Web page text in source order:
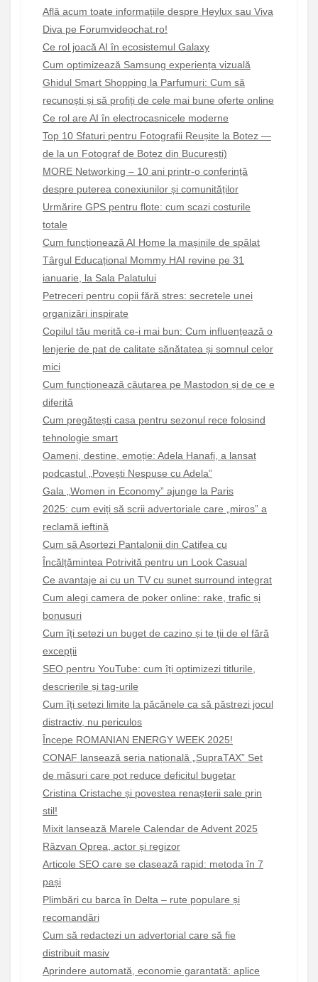
Află acum toate informațiile despre Heylux sau Viva
Diva pe Forumvideochat.ro!
Ce rol joacă AI în ecosistemul Galaxy
Cum optimizează Samsung experiența vizuală
Ghidul Smart Shopping la Parfumuri: Cum să
recunoști și să profiți de cele mai bune oferte online
Ce rol are AI în electrocasnicele moderne
Top 10 Sfaturi pentru Fotografii Reușite la Botez —
de la un Fotograf de Botez din București)
MORE Networking – 10 ani printr-o conferință
despre puterea conexiunilor și comunităților
Urmărire GPS pentru flote: cum scazi costurile
totale
Cum funcționează AI Home la mașinile de spălat
Târgul Educațional Mommy HAI revine pe 31
ianuarie, la Sala Palatului
Petreceri pentru copii fără stres: secretele unei
organizări inspirate
Copilul tău merită ce-i mai bun: Cum influențează o
lenjerie de pat de calitate sănătatea și somnul celor
mici
Cum funcționează căutarea pe Mastodon și de ce e
diferită
Cum pregătești casa pentru sezonul rece folosind
tehnologie smart
Oameni, destine, emoție: Adela Hanafi, a lansat
podcastul „Povești Nespuse cu Adela”
Gala „Women in Economy” ajunge la Paris
2025: cum eviți să scrii advertoriale care „miros” a
reclamă ieftină
Cum să Asortezi Pantalonii din Catifea cu
Încălțămintea Potrivită pentru un Look Casual
Ce avantaje ai cu un TV cu sunet surround integrat
Cum alegi camera de poker online: rake, trafic și
bonusuri
Cum îți setezi un buget de cazino și te ții de el fără
excepții
SEO pentru YouTube: cum îți optimizezi titlurile,
descrierile și tag-urile
Cum îți setezi limite la păcănele ca să păstrezi jocul
distractiv, nu periculos
Începe ROMANIAN ENERGY WEEK 2025!
CONAF lansează seria națională „SupraTAX” Set
de măsuri care pot reduce deficitul bugetar
Cristina Cristache și povestea renașterii sale prin
stil!
Mixit lansează Marele Calendar de Advent 2025
Răzvan Oprea, actor și regizor
Articole SEO care se clasează rapid: metoda în 7
pași
Plimbări cu barca în Delta – rute populare și
recomandări
Cum să redactezi un advertorial care să fie
distribuit masiv
Aprindere automată, economie garantată: aplice